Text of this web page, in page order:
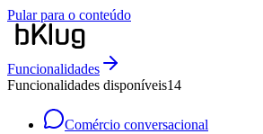
Pular para o conteúdo
Funcionalidades
Funcionalidades disponíveis14
Comércio conversacional